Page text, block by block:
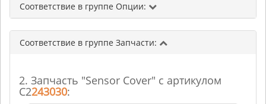
Соответствие в группе Опции:
Соответствие в группе Запчасти:
2. Запчасть "Sensor Cover" с артикулом
C2243030: